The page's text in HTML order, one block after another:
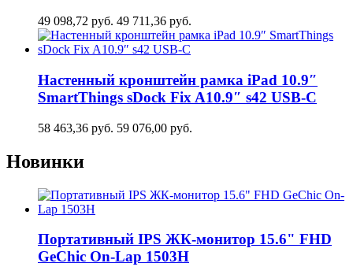
49 098,72 руб. 49 711,36 руб.
Настенный кронштейн рамка iPad 10.9″
SmartThings sDock Fix A10.9″ s42 USB-C
58 463,36 руб. 59 076,00 руб.
Новинки
Портативный IPS ЖК-монитор 15.6" FHD
GeСhic On-Lap 1503H